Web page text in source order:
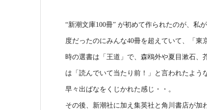
“新潮文庫100冊” が初めて作られたのが、
度だったのにみんな40冊を超えていて、「
時の選書は「王道」で、森鴎外や夏目漱石、
は「読んでいて当たり前！」と言われたよ
早々出ばなをくじかれた感じ・・。
その後、新潮社に加え集英社と角川書店が加